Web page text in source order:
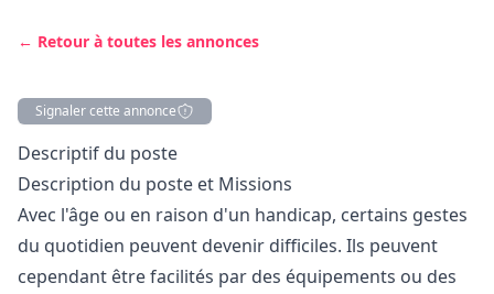
← Retour à toutes les annonces
Signaler cette annonce
Description
Descriptif du poste
Description du poste et Missions
Avec l'âge ou en raison d'un handicap, certains gestes
du quotidien peuvent devenir difficiles. Ils peuvent
cependant être facilités par des équipements ou des